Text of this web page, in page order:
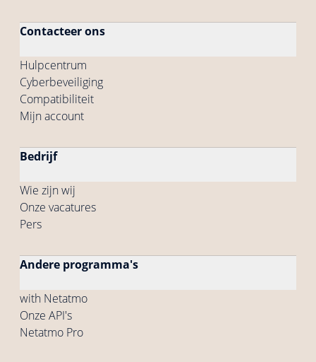
Contacteer ons
Hulpcentrum
Cyberbeveiliging
Compatibiliteit
Mijn account
Bedrijf
Wie zijn wij
Onze vacatures
Pers
Andere programma's
with Netatmo
Onze API's
Netatmo Pro